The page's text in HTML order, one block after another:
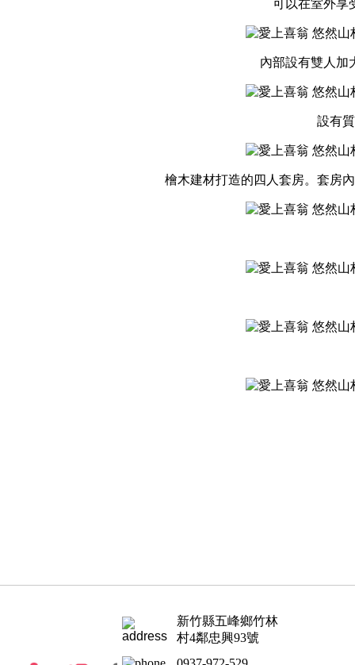
可以在室外享
內部設有雙人加
設有
檜木建材打造的四人套房。套房
新竹縣五峰鄉竹林
村4鄰忠興93號